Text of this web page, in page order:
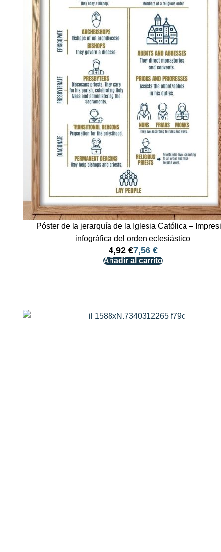
Póster de la jerarquía de la Iglesia Católica –
infográfica del orden eclesiástico
7,56€
4,92 €
Añadir al carrito